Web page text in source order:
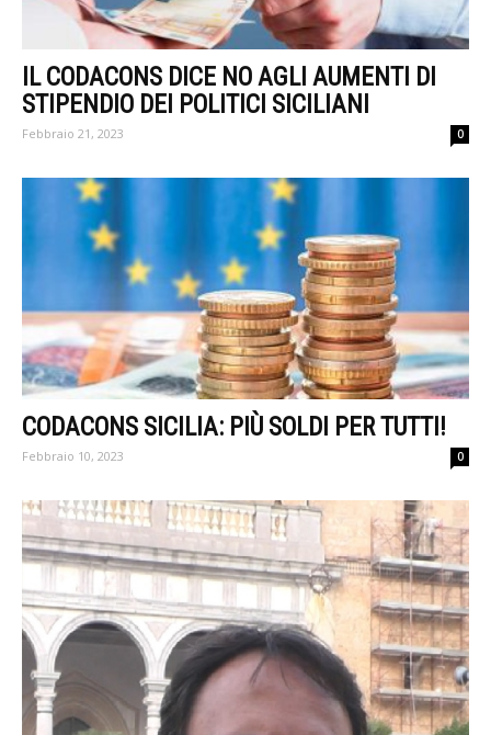
IL CODACONS DICE NO AGLI AUMENTI DI
STIPENDIO DEI POLITICI SICILIANI
Febbraio 21, 2023 0
CODACONS SICILIA: PIÙ SOLDI PER TUTTI!
Febbraio 10, 2023 0